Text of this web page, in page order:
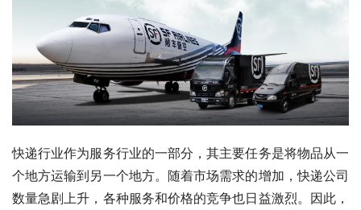
快递行业作为服务行业的一部分，其主要任务是将物品从一
个地方运输到另一个地方。随着市场需求的增加，快递公司
数量急剧上升，各种服务和价格的竞争也日益激烈。因此，